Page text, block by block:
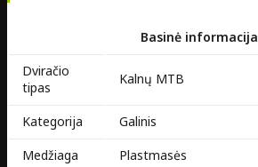
Basinė informacija
Dviračio
tipas
Kalnų MTB
Kategorija
Galinis
Medžiaga
Plastmasės